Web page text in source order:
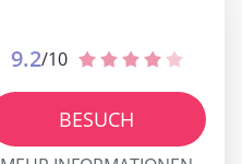
9.2/10
BESUCH